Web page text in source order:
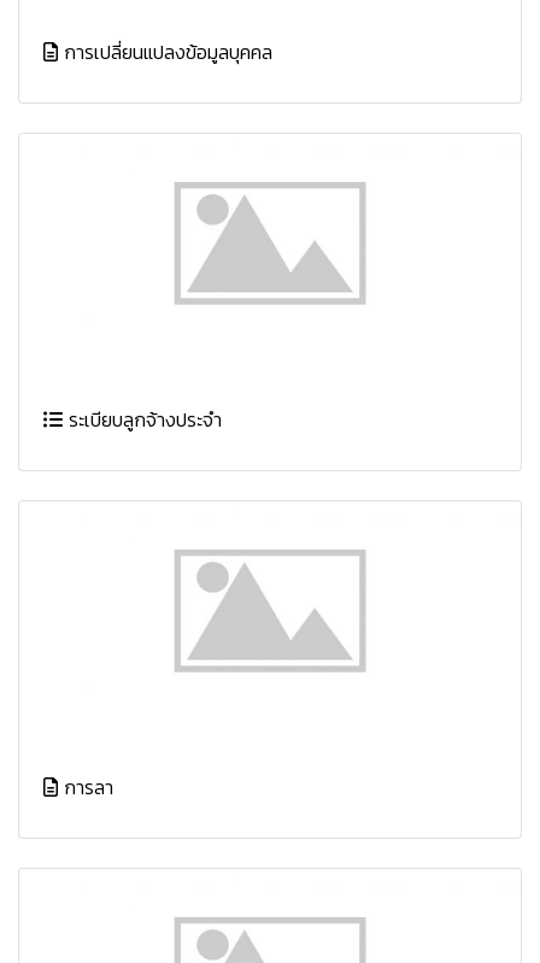
การเปลี่ยนแปลงข้อมูลบุคคล
ระเบียบลูกจ้างประจำ
การลา